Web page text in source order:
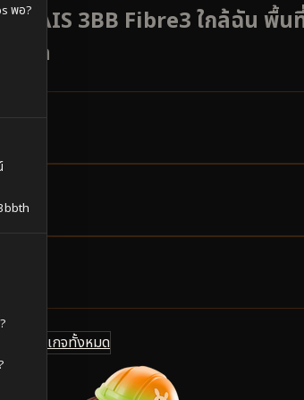
พอ?ต AIS 3BB Fibre3 ใกล้ฉัน พื้น
ดูแพ็กเกจทั้งหมด